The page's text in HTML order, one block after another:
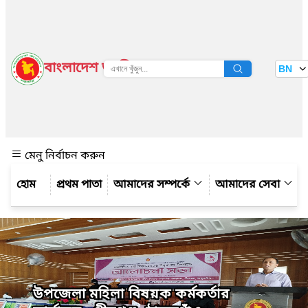
বাংলাদেশ জাতীয় তথ্য বাতায়ন BN
মেনু নির্বাচন করুন
প্রথম পাতা
আমাদের সম্পর্কে আমাদের সেবা
উপজেলা মহিলা বিষয়ক কর্মকর্তার